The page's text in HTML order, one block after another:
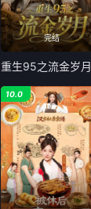
完结
重生95之流金岁月
10.0